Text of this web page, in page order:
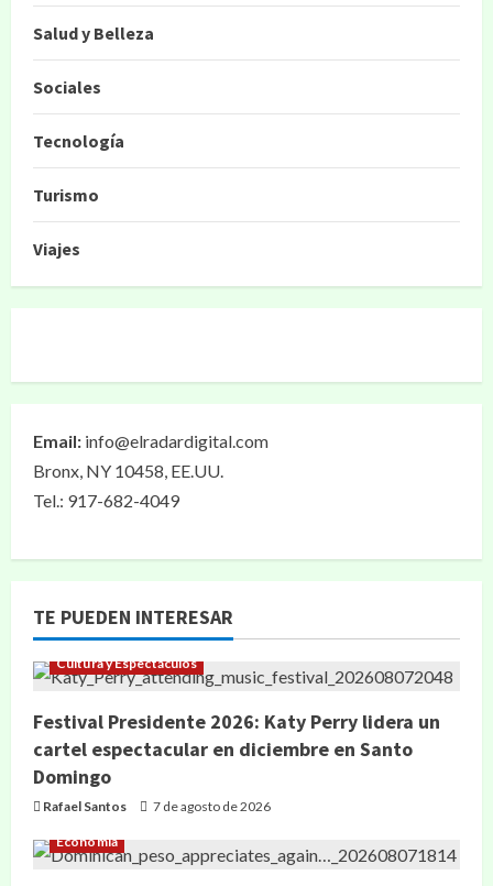
Salud y Belleza
Sociales
Tecnología
Turismo
Viajes
Email: info@elradardigital.com
Bronx, NY 10458, EE.UU.
Tel.: 917-682-4049
TE PUEDEN INTERESAR
Cultura y Espectáculos
Festival Presidente 2026: Katy Perry lidera un
cartel espectacular en diciembre en Santo
Domingo
Rafael Santos 7 de agosto de 2026
Economía